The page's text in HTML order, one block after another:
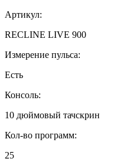
Артикул:
RECLINE LIVE 900
Измерение пульса:
Есть
Консоль:
10 дюймовый тачскрин
Кол-во программ:
25